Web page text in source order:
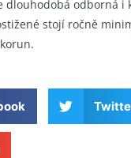
dlouhodobá odborná i
stojí ročně